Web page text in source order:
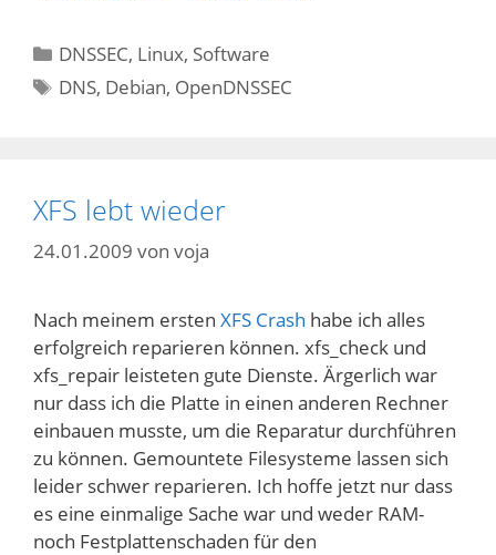
Kategorien
DNSSEC, Linux, Software
Schlagwörter
DNS, Debian, OpenDNSSEC
XFS lebt wieder
24.01.2009 von voja
Nach meinem ersten XFS Crash habe ich alles
erfolgreich reparieren können. xfs_check und
xfs_repair leisteten gute Dienste. Ärgerlich war
nur dass ich die Platte in einen anderen Rechner
einbauen musste, um die Reparatur durchführen
zu können. Gemountete Filesysteme lassen sich
leider schwer reparieren. Ich hoffe jetzt nur dass
es eine einmalige Sache war und weder RAM-
noch Festplattenschaden für den